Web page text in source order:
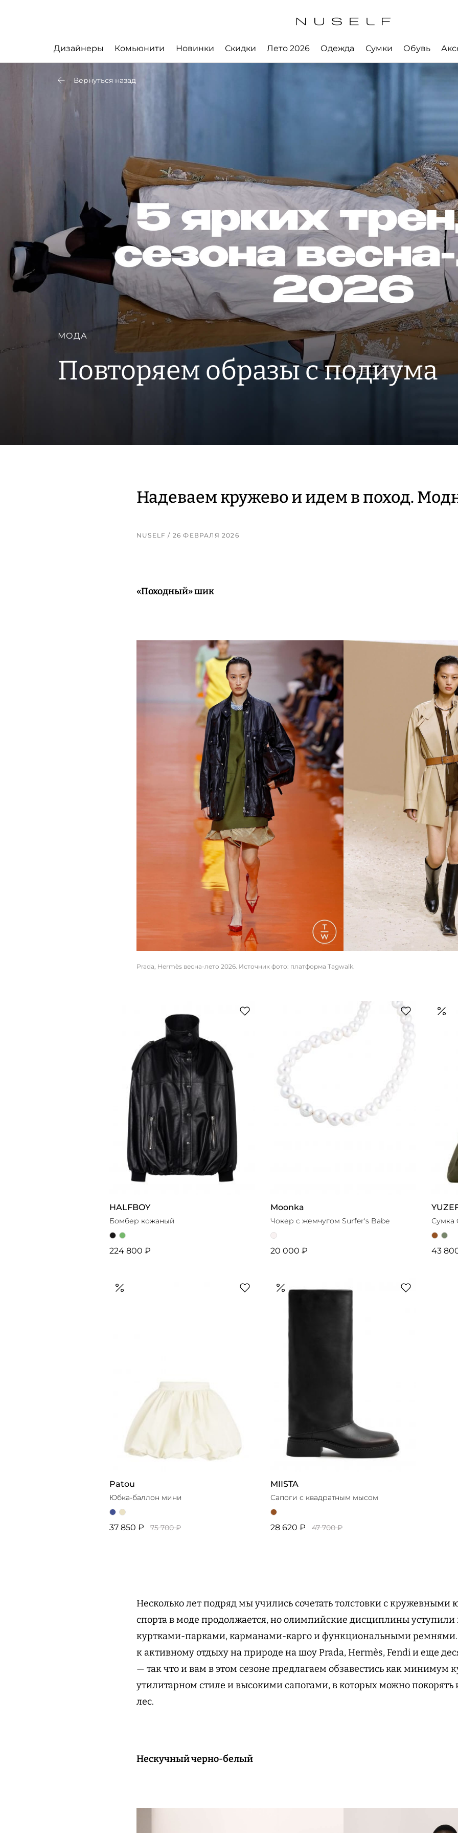
Дизайнеры Комьюнити Новинки Скидки Лето 2026 Одежда Сумки Обувь
Вернуться назад
МОДА
Повторяем образы с подиума
Надеваем кружево и идем в поход.
NUSELF/ 26 ФЕВРАЛЯ 2026
«Походный» шик
Prada, Hermès весна-лето 2026. Источник фото: платформа Tagwalk.
HALFBOY
Бомбер кожаный
224 800 ₽
Moonka
Чокер с жемчугом Surfer's Babe
20 000 ₽
Сумка
43
Patou
Юбка-баллон мини
37 850 ₽ 75 700 ₽
MIISTA
Сапоги с квадратным мысом
28 620 ₽ 47 700 ₽
Несколько лет подряд мы учились сочетать толстовки с
спорта в моде продолжается, но олимпийские дисциплины уступили
куртками-парками, карманами-карго и функциональными
к активному отдыху на природе на шоу Prada, Hermès, Fendi и еще
— так что и вам в этом сезоне предлагаем обзавестись как минимум
утилитарном стиле и высокими сапогами, в которых можно покорять
лес.
Нескучный черно-белый